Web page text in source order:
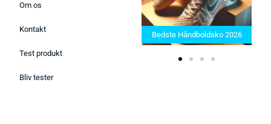
Om os
Kontakt
Test produkt
Bliv tester
Bedste Saunatæppe 2025 –
Find de bedste produkter her!
Bedste Håndboldsko 2026